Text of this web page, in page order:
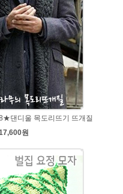
댄디울 목도리뜨기 뜨개질
원